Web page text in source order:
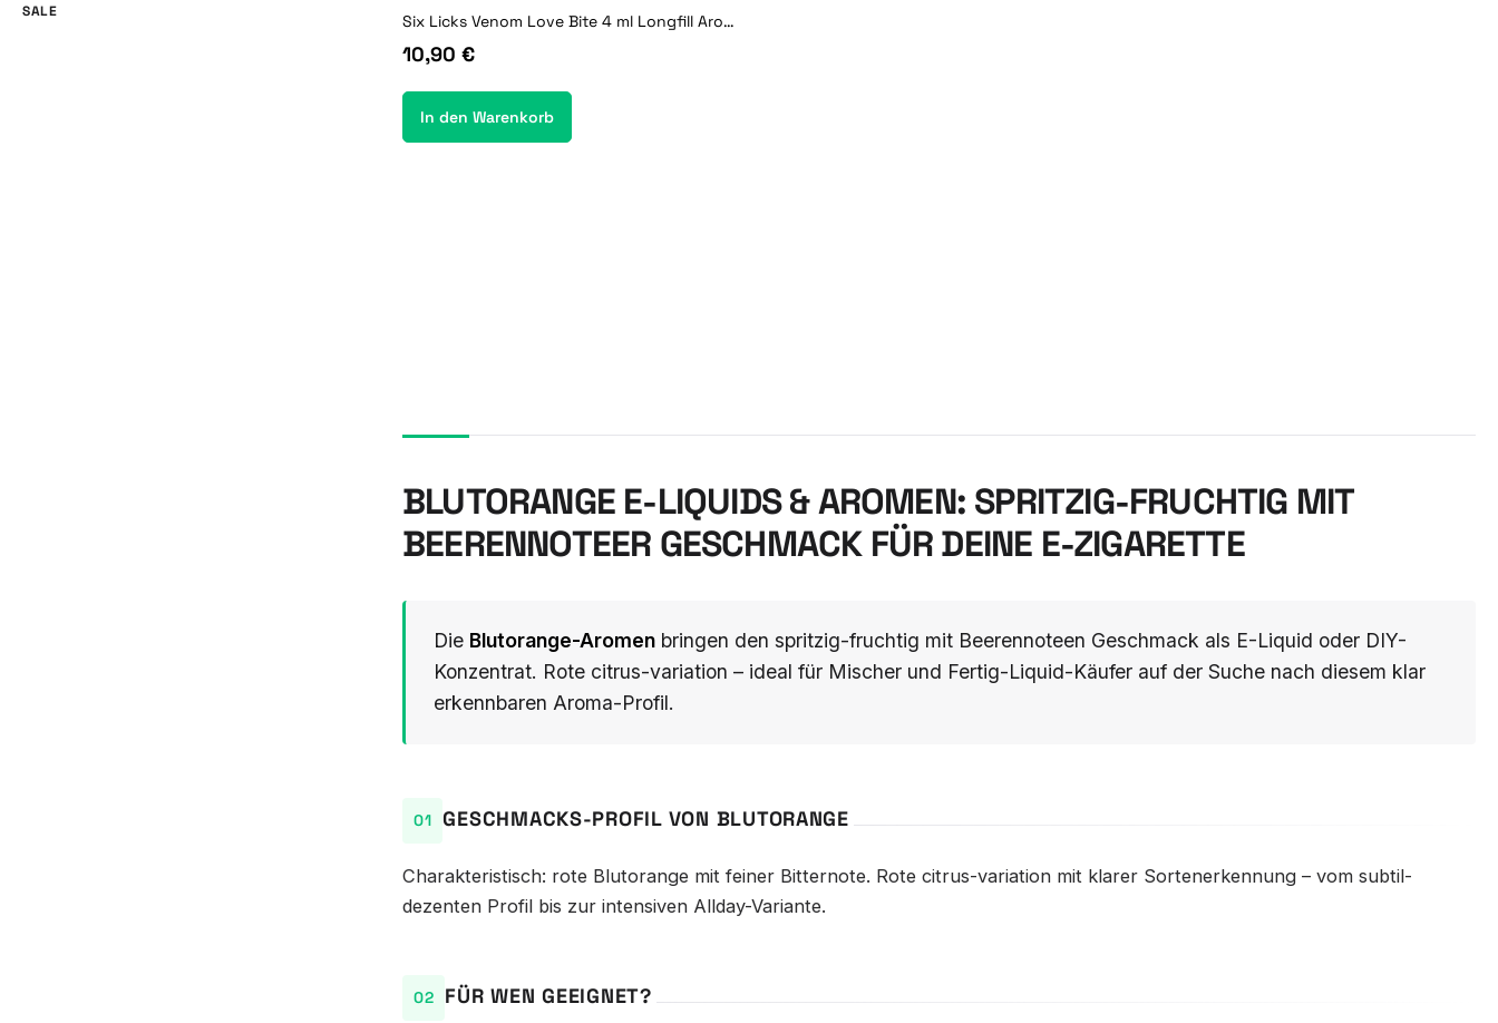
SALE
Six Licks Venom Love Bite 4 ml Longfill Aroma
10,90 €
In den Warenkorb
BLUTORANGE E-LIQUIDS & AROMEN: SPRITZIG-FRUCHTIG MIT
BEERENNOTEER GESCHMACK FÜR DEINE E-ZIGARETTE
Die Blutorange-Aromenbringen den spritzig-fruchtig mit Beerennoteen Geschmack als E-Liquid oder DIY-
Konzentrat. Rote citrus-variation – ideal für Mischer und Fertig-Liquid-Käufer auf der Suche nach diesem klar
erkennbaren Aroma-Profil.
GESCHMACKS-PROFIL VON BLUTORANGE
Charakteristisch: rote Blutorange mit feiner Bitternote. Rote citrus-variation mit klarer Sortenerkennung – vom subtil-
dezenten Profil bis zur intensiven Allday-Variante.
FÜR WEN GEEIGNET?